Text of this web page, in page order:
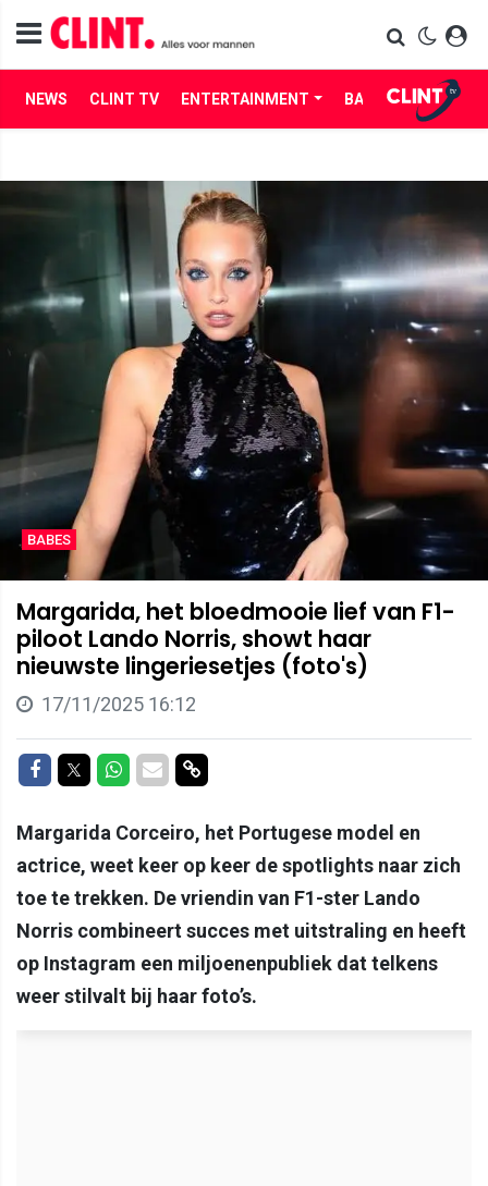
NEWS CLINT TV ENTERTAINMENT BABES LIFE
BABES
Margarida, het bloedmooie lief van F1-
piloot Lando Norris, showt haar
nieuwste lingeriesetjes (foto's)
17/11/2025 16:12
Delen op Facebook
Delen op Twitter
Delen op Whatsapp
Delen via Mail
Delen via link
Margarida Corceiro, het Portugese model en
actrice, weet keer op keer de spotlights naar zich
toe te trekken. De vriendin van F1-ster Lando
Norris combineert succes met uitstraling en heeft
op Instagram een miljoenenpubliek dat telkens
weer stilvalt bij haar foto’s.